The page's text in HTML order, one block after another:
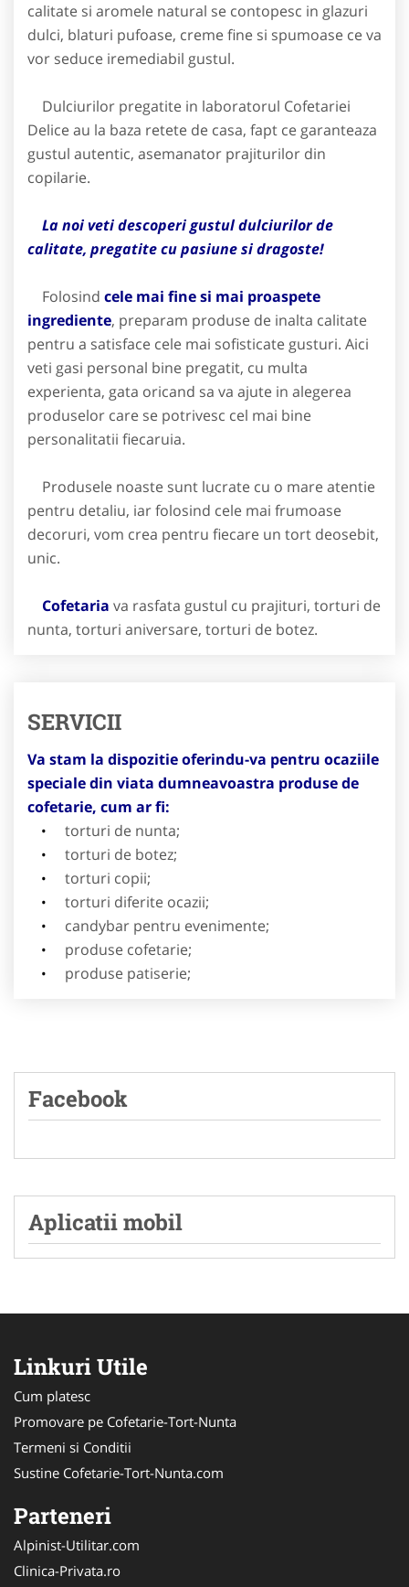
calitate si aromele natural se contopesc in glazuri
dulci, blaturi pufoase, creme fine si spumoase ce va
vor seduce iremediabil gustul.
Dulciurilor pregatite in laboratorul Cofetariei
Delice au la baza retete de casa, fapt ce garanteaza
gustul autentic, asemanator prajiturilor din
copilarie.
La noi veti descoperi gustul dulciurilor de
calitate, pregatite cu pasiune si dragoste!
Folosind cele mai fine si mai proaspete
ingrediente, preparam produse de inalta calitate
pentru a satisface cele mai sofisticate gusturi. Aici
veti gasi personal bine pregatit, cu multa
experienta, gata oricand sa va ajute in alegerea
produselor care se potrivesc cel mai bine
personalitatii fiecaruia.
Produsele noaste sunt lucrate cu o mare atentie
pentru detaliu, iar folosind cele mai frumoase
decoruri, vom crea pentru fiecare un tort deosebit,
unic.
Cofetaria va rasfata gustul cu prajituri, torturi de
nunta, torturi aniversare, torturi de botez.
SERVICII
Va stam la dispozitie oferindu-va pentru ocaziile
speciale din viata dumneavoastra produse de
cofetarie, cum ar fi:
torturi de nunta;
torturi de botez;
torturi copii;
torturi diferite ocazii;
candybar pentru evenimente;
produse cofetarie;
produse patiserie;
Facebook
Aplicatii mobil
Linkuri Utile
Cum platesc
Promovare pe Cofetarie-Tort-Nunta
Termeni si Conditii
Sustine Cofetarie-Tort-Nunta.com
Parteneri
Alpinist-Utilitar.com
Clinica-Privata.ro